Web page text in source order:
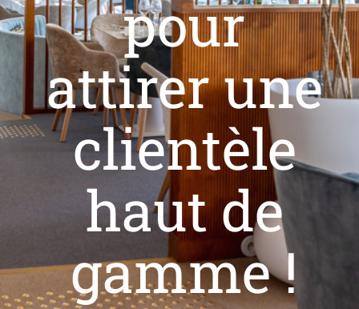
pour
attirer une
clientèle
haut de
gamme !